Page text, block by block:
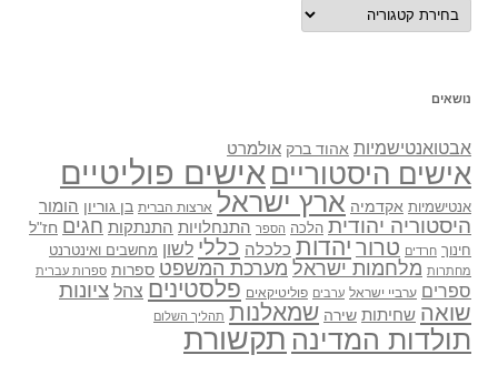
נושאים
נושאים
אבטואנטישמיות אהוד ברק אולמרט
אישים היסטוריים אישים פוליטיים
אנטישמיות אקדמיה ארץ ישראל ארצות הברית בן גוריון הומור
היסטוריה יהודית הלכה הספר התנחלויות התנתקות חגים חז"ל
חינוך חרדים טרור יהדות כלכלה כללי לשון מחשבים ואינטרנט
מחתרות מלחמות ישראל מערכת המשפט ספרות ספרות עברית
ספרים ערביי ישראל ערבים פוליטיקאים פלסטינים צהל ציונות
שואה שחיתות שירה שמאלנות תהליך השלום
תולדות המדינה תקשורת